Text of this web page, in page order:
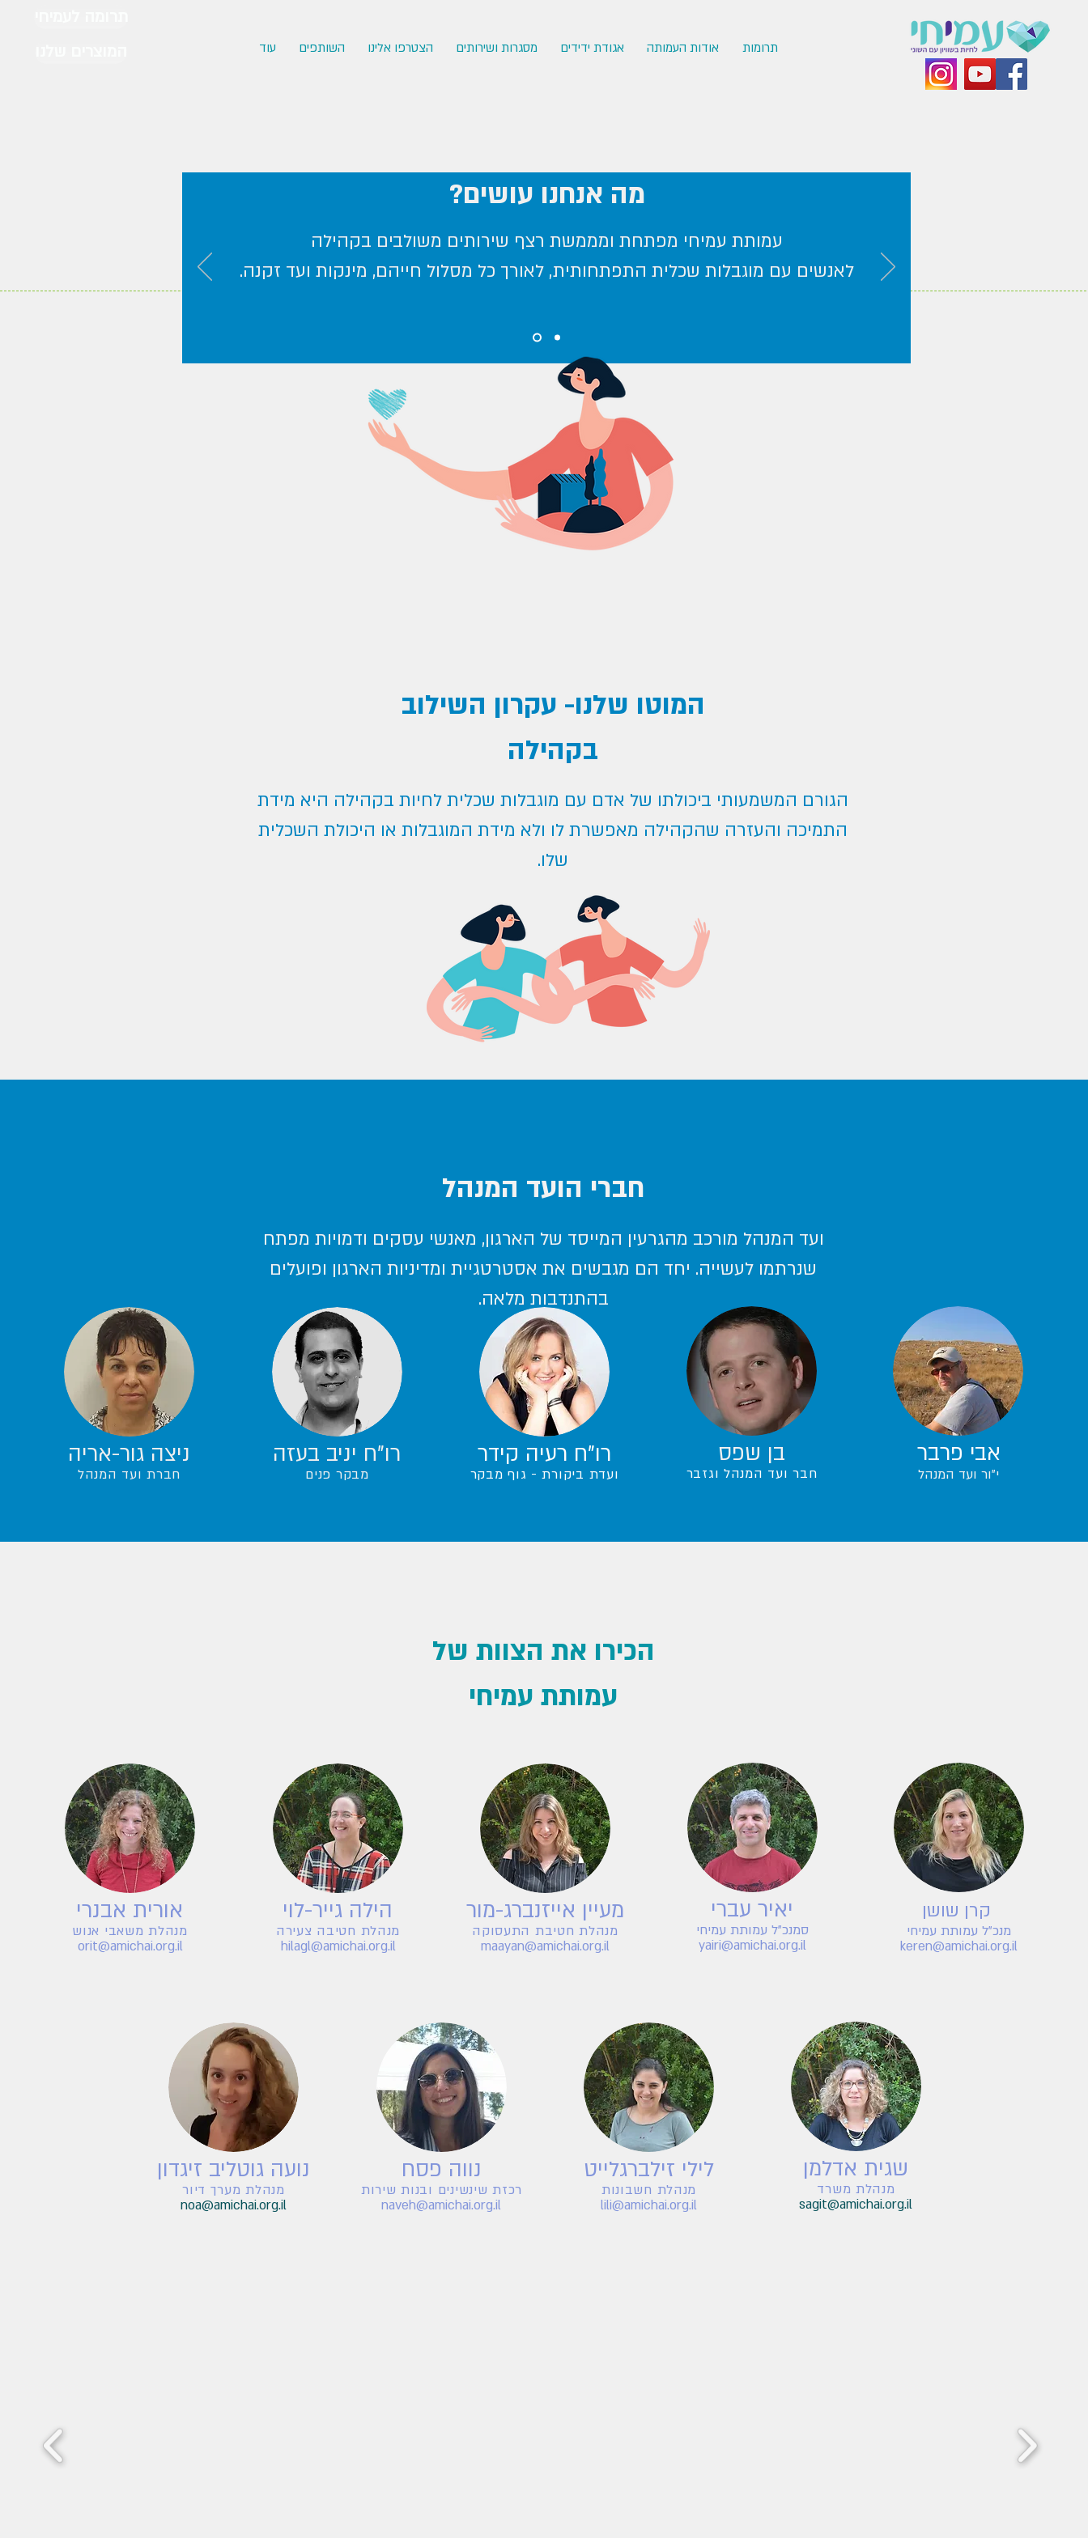
תרומות אודות העמותה אגודת ידידים מסגרות ושירותים הצטרפו אלינו השותפים עוד
מה אנחנו עושים?
עמותת עמיחי מפתחת ומממשת רצף שירותים משולבים בקהילה
לאנשים עם מוגבלות שכלית התפתחותית, לאורך כל מסלול חייהם, מינקות ועד זקנה.
המוטו שלנו- עקרון השילוב
בקהילה
הגורם המשמעותי ביכולתו של אדם עם מוגבלות שכלית לחיות בקהילה היא מידת
התמיכה והעזרה שהקהילה מאפשרת לו ולא מידת המוגבלות או היכולת השכלית
שלו.
חברי הועד המנהל
ועד המנהל מורכב מהגרעין המייסד של הארגון, מאנשי עסקים ודמויות מפתח
שנרתמו לעשייה. יחד הם מגבשים את אסטרטגיית ומדיניות הארגון ופועלים
בהתנדבות מלאה.
אבי פרבר
י"ור ועד המנהל
בן שפס
חבר ועד המנהל וגזבר
רו"ח רעיה קידר
ועדת ביקורת - גוף מבקר
רו"ח יניב בעזה
מבקר פנים
ניצה גור-אריה
חברת ועד המנהל
הכירו את הצוות של
עמותת עמיחי
קרן שושן
מנכ"ל עמותת עמיחי
keren@amichai.org.il
יאיר עברי
סמנכ"ל עמותת עמיחי
yairi@amichai.org.il
מעיין אייזנברג-מור
מנהלת חטיבת התעסוקה
maayan@amichai.org.il
הילה גייר-לוי
מנהלת חטיבה צעירה
hilagl@amichai.org.il
אורית אבנרי
מנהלת משאבי אנוש
orit@amichai.org.il
נועה גוטליב זיגדון
מנהלת מערך דיור
noa@amichai.org.il
נווה פסח
רכזת שינשינים ובנות שירות
naveh@amichai.org.il
לילי זילברגלייט
מנהלת חשבונות
lili@amichai.org.il
שגית אדלמן
מנהלת משרד
sagit@amichai.org.il